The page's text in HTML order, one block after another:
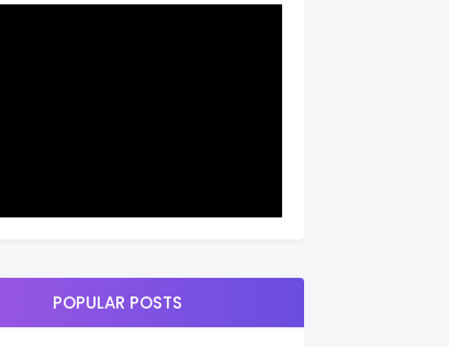
POPULAR POSTS